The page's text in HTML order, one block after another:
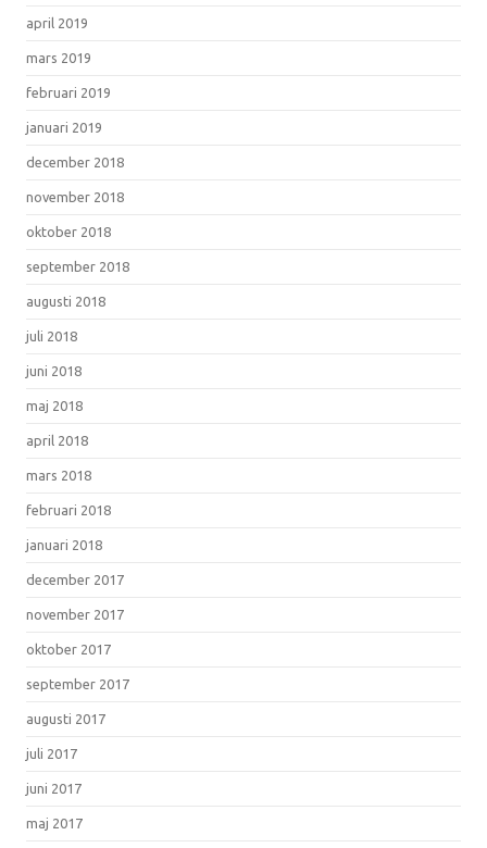
april 2019
mars 2019
februari 2019
januari 2019
december 2018
november 2018
oktober 2018
september 2018
augusti 2018
juli 2018
juni 2018
maj 2018
april 2018
mars 2018
februari 2018
januari 2018
december 2017
november 2017
oktober 2017
september 2017
augusti 2017
juli 2017
juni 2017
maj 2017